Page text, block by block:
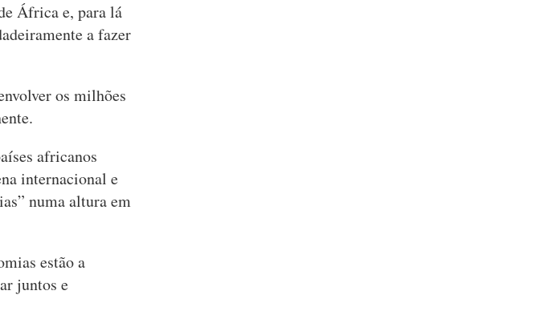
África e, para lá
a fazer
os milhões
africanos
internacional e
numa altura em
estão a
juntos e